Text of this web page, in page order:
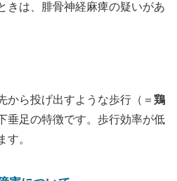
きは、腓骨神経麻痺の疑いがあ
から投げ出すような歩行（＝ 鶏
垂足の特徴です。歩行効率が低
す。